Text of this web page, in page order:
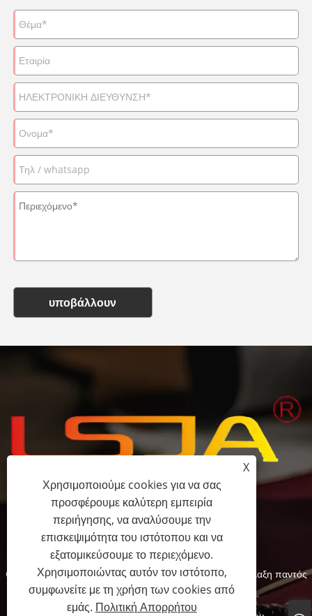
υποβάλλουν
+86-15058243644
fess@happyhomeshoes.com
Copyright © 2025 Cixi Lesijia Shoes Co., Ltd. Με επιφύλαξη παντός
δικαιώματος.
X
Χρησιμοποιούμε cookies για να σας
προσφέρουμε καλύτερη εμπειρία
περιήγησης, να αναλύσουμε την
επισκεψιμότητα του ιστότοπου και να
εξατομικεύσουμε το περιεχόμενο.
Χρησιμοποιώντας αυτόν τον ιστότοπο,
συμφωνείτε με τη χρήση των cookies από
εμάς. Πολιτική Απορρήτου